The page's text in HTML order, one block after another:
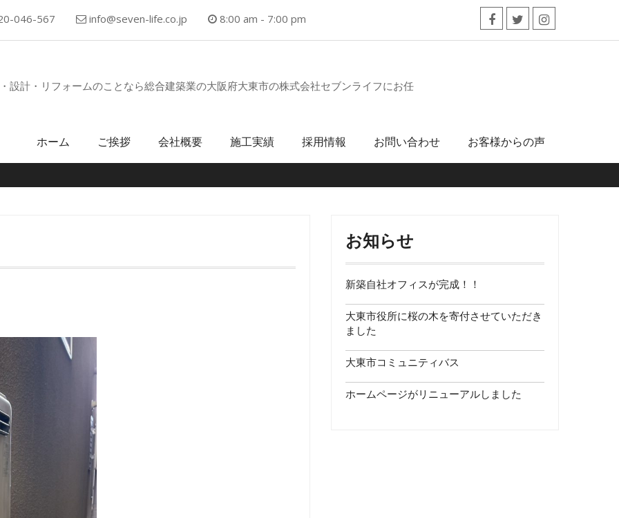
046-567 info@seven-life.co.jp
8:00 am - 7:00 pm
facebooktwitterinstagram
設計・リフォームのことなら総合建築業の大阪府大東市の株式会社セブンライフにお任
ホーム ご挨拶 会社概要 施工実績 採用情報 お問い合わせ お客様からの声
お知らせ
新築自社オフィスが完成！！
大東市役所に桜の木を寄付させていただき
ました
大東市コミュニティバス
ホームページがリニューアルしました